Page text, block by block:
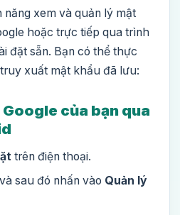
năng xem và quản lý mật
hoặc trực tiếp qua trình
đặt sẵn. Bạn có thể thực
xuất mật khẩu đã lưu:
của bạn qua
trên điện thoại.
và sau đó nhấn vào Quản lý